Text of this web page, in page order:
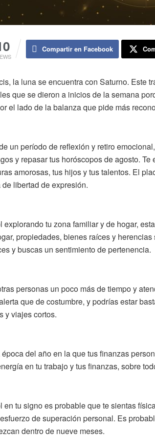
Compartir en Facebook
la luna se encuentra con Saturno. Este
que se dieron a inicios de la semana
el lado de la balanza que pide más
un período de reflexión y retiro
y repasar tus horóscopos de agosto.
amorosas, tus hijos y tus talentos. El
libertad de expresión.
explorando tu zona familiar y de hogar,
propiedades, bienes raíces y
y buscas un sentimiento de pertenencia.
personas un poco más de tiempo y
que de costumbre, y podrías estar
y viajes cortos.
del año en la que tus finanzas
en tu trabajo y tus finanzas, sobre
en tu signo es probable que te sientas
de superación personal. Es
dentro de nueve meses.